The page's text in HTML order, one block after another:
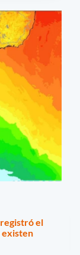
el
existen